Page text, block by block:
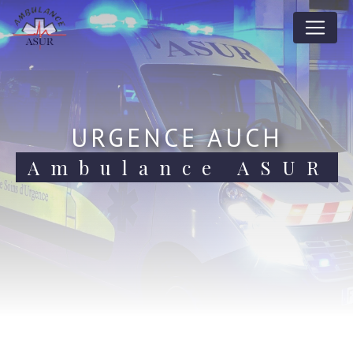
URGENCE AUCH
Ambulance ASUR
Panneau de gestion des cookies